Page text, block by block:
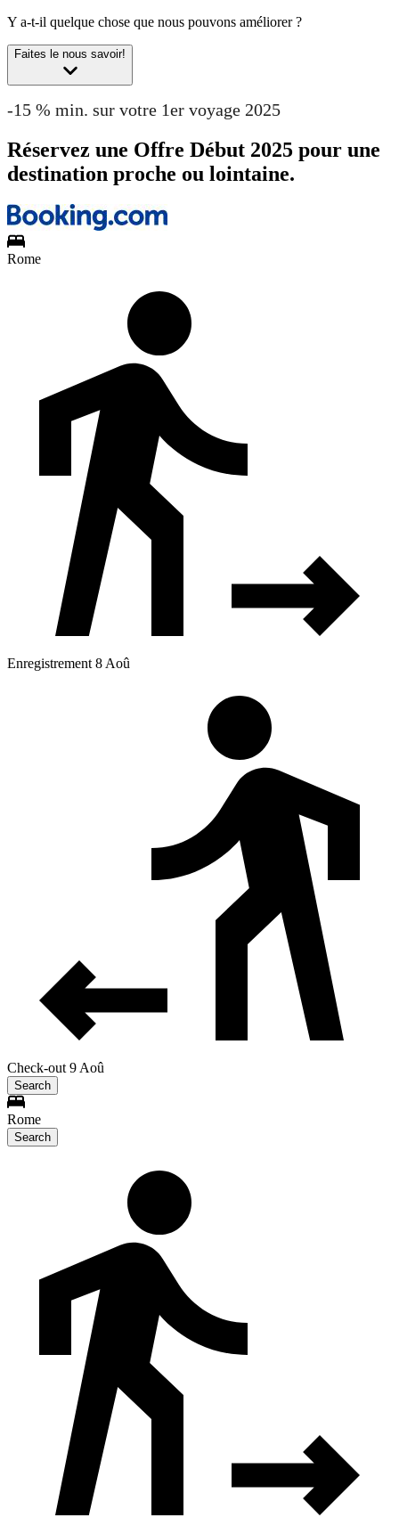
Y a-t-il quelque chose que nous pouvons améliorer ?
Faites le nous savoir!
-15 % min. sur votre 1er voyage 2025
Réservez une Offre Début 2025 pour une
destination proche ou lointaine.
Rome
Enregistrement 8 Aoû
Check-out 9 Aoû
Search
Rome
Search